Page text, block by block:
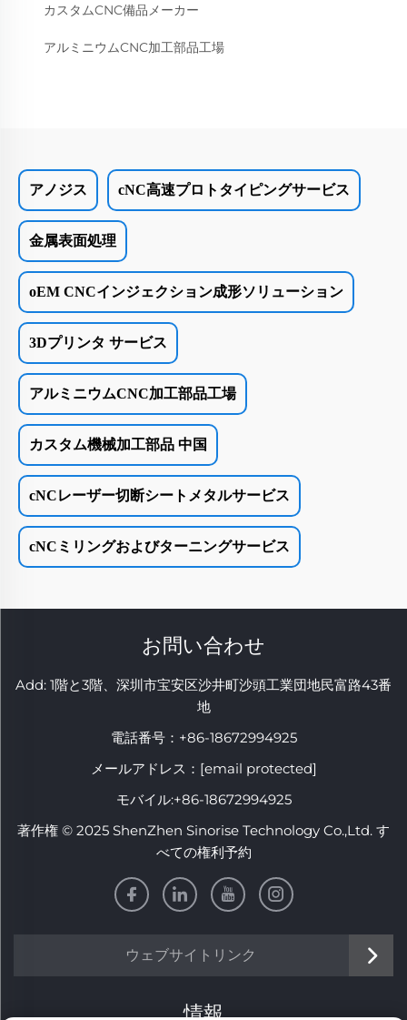
カスタムCNC備品メーカー
アルミニウムCNC加工部品工場
アノジス cNC高速プロトタイピングサービス
金属表面処理
oEM CNCインジェクション成形ソリューション
3Dプリンタ サービス
アルミニウムCNC加工部品工場
カスタム機械加工部品 中国
cNCレーザー切断シートメタルサービス
cNCミリングおよびターニングサービス
お問い合わせ
Add: 1階と3階、深圳市宝安区沙井町沙頭工業団地民富路43番
地
電話番号： +86-18672994925
メールアドレス： [email protected]
モバイル:+86-18672994925
著作権 © 2025 ShenZhen Sinorise Technology Co.,Ltd. す
べての権利予約
ウェブサイトリンク
情報